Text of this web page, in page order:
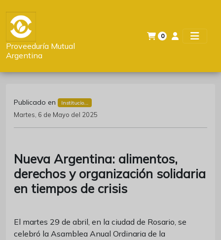
Proveeduría Mutual
Argentina
0
Publicado en Institucio...
Martes, 6 de Mayo del 2025
Nueva Argentina: alimentos,
derechos y organización solidaria
en tiempos de crisis
El martes 29 de abril, en la ciudad de Rosario, se
celebró la Asamblea Anual Ordinaria de la